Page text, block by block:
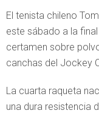
El tenista chileno
este sábado a la
certamen sobre
canchas del Jockey
La cuarta raqueta
una dura resistencia